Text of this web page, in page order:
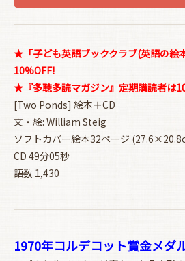
★「子ども英語ブッククラブ(英語の絵
10%OFF!
★『多聴多読マガジン』定期購読者は
[Two Ponds] 絵本＋CD
文・絵: William Steig
ソフトカバー絵本32ページ
CD 49分05秒
語数 1,430
1970年コルデコット賞金メダ